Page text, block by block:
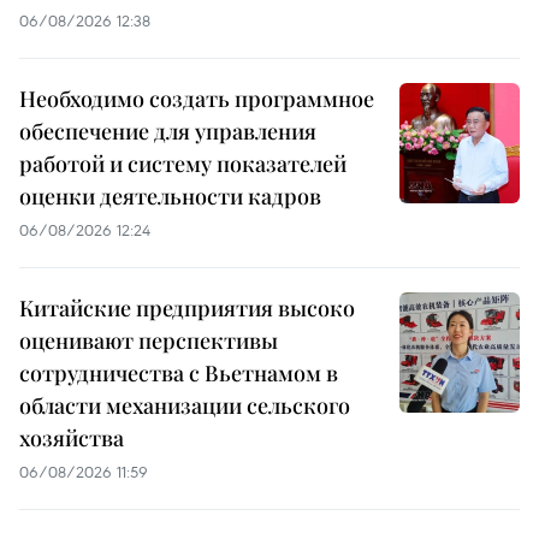
06/08/2026 12:38
Необходимо создать программное
обеспечение для управления
работой и систему показателей
оценки деятельности кадров
06/08/2026 12:24
Китайские предприятия высоко
оценивают перспективы
сотрудничества с Вьетнамом в
области механизации сельского
хозяйства
06/08/2026 11:59